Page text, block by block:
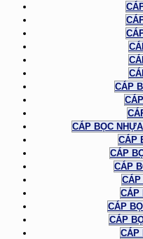
CÁP
CÁP BỌC
CÁP
CÁP
CÁP
CÁP
CÁP
CÁP
CÁP